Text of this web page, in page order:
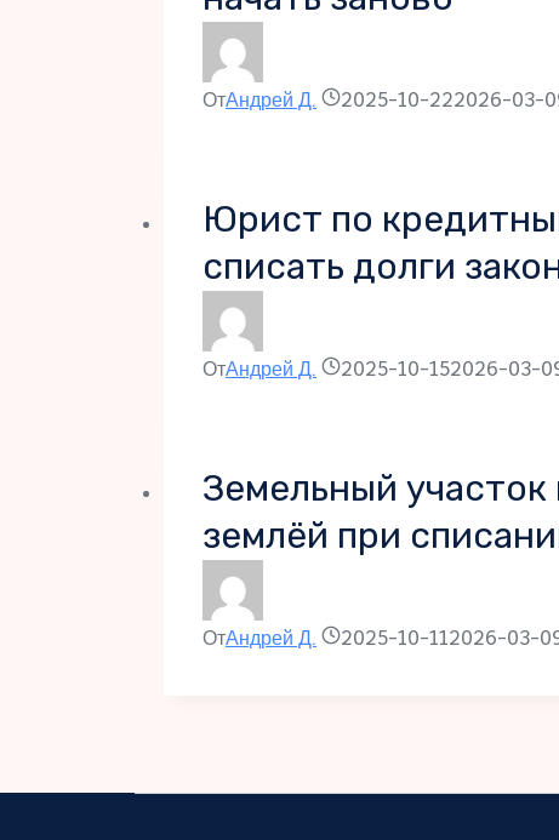
ОтАндрей Д. 2025-10-222026-03-
Юрист по
списать долги
ОтАндрей Д. 2025-10-152026-03-
Земельный
землёй при
ОтАндрей Д. 2025-10-112026-03-